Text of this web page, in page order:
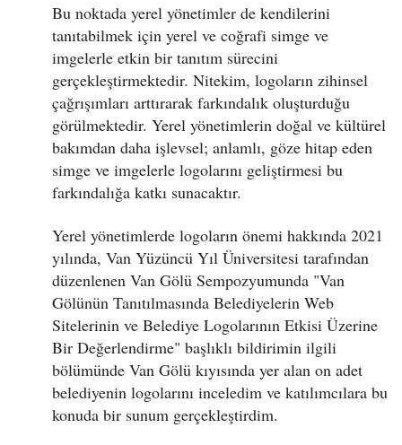
Bu noktada yerel yönetimler de kendilerini
tanıtabilmek için yerel ve coğrafi simge ve
imgelerle etkin bir tanıtım sürecini
gerçekleştirmektedir. Nitekim, logoların zihinsel
çağrışımları arttırarak farkındalık oluşturduğu
görülmektedir. Yerel yönetimlerin doğal ve kültürel
bakımdan daha işlevsel; anlamlı, göze hitap eden
simge ve imgelerle logolarını geliştirmesi bu
farkındalığa katkı sunacaktır.
Yerel yönetimlerde logoların önemi hakkında 2021
yılında, Van Yüzüncü Yıl Üniversitesi tarafından
düzenlenen Van Gölü Sempozyumunda "Van
Gölünün Tanıtılmasında Belediyelerin Web
Sitelerinin ve Belediye Logolarının Etkisi Üzerine
Bir Değerlendirme" başlıklı bildirimin ilgili
bölümünde Van Gölü kıyısında yer alan on adet
belediyenin logolarını inceledim ve katılımcılara bu
konuda bir sunum gerçekleştirdim.